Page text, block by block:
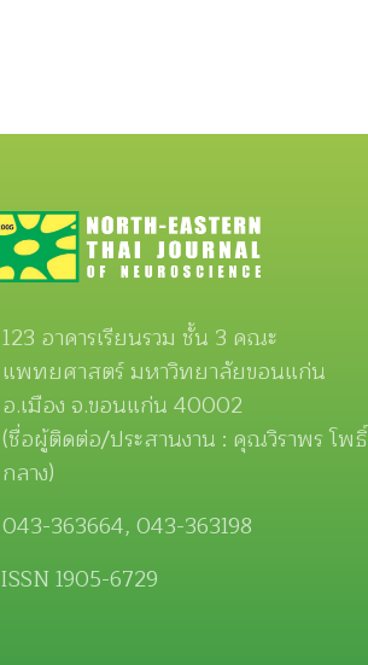
123 อาคารเรียนรวม ชั้น 3 คณะ
แพทยศาสตร์ มหาวิทยาลัยขอนแก่น
อ.เมือง จ.ขอนแก่น 40002
(ชื่อผู้ติดต่อ/ประสานงาน : คุณวิราพร โพธิ์
กลาง)
043-363664, 043-363198
ISSN 1905-6729